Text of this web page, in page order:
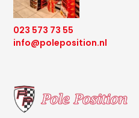
023 573 73 55
info@poleposition.nl